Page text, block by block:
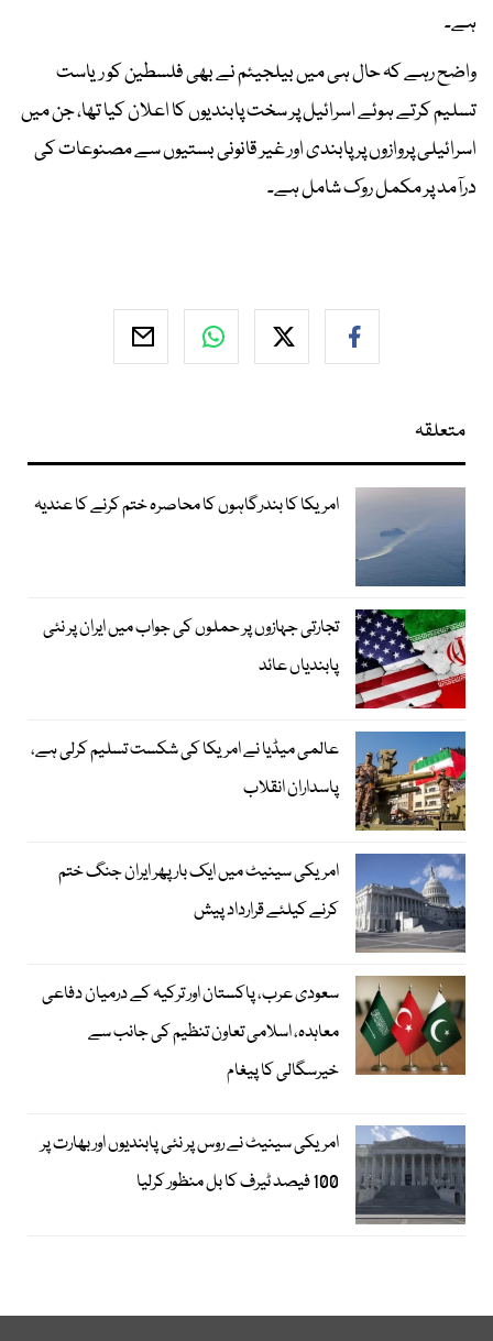
ہے۔
واضح رہے کہ حال ہی میں بیلجیئم نے بھی فلسطین کو ریاست
تسلیم کرتے ہوئے اسرائیل پر سخت پابندیوں کا اعلان کیا تھا، جن میں
اسرائیلی پروازوں پر پابندی اور غیر قانونی بستیوں سے مصنوعات کی
درآمد پر مکمل روک شامل ہے۔
متعلقہ
امریکا کا بندرگاہوں کا محاصرہ ختم کرنے کا عندیہ
تجارتی جہازوں پر حملوں کی جواب میں ایران پر نئی
پابندیاں عائد
عالمی میڈیا نے امریکا کی شکست تسلیم کرلی ہے،
پاسداران انقلاب
امریکی سینیٹ میں ایک بار پھر ایران جنگ ختم
کرنے کیلئے قرارداد پیش
سعودی عرب، پاکستان اور ترکیہ کے درمیان دفاعی
معاہدہ، اسلامی تعاون تنظیم کی جانب سے
خیرسگالی کا پیغام
امریکی سینیٹ نے روس پر نئی پابندیوں اور بھارت پر
100 فیصد ٹیرف کا بل منظور کرلیا